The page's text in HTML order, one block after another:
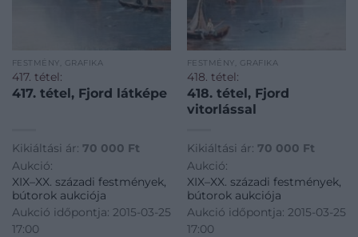
FESTMÉNY, GRAFIKA
417. tétel:
417. tétel, Fjord látképe
Kikiáltási ár: 70 000 Ft
Aukció:
XIX–XX. századi festmények,
bútorok aukciója
Aukció időpontja: 2015-03-25
17:00
FESTMÉNY, GRAFIKA
418. tétel:
418. tétel, Fjord
vitorlással
Kikiáltási ár: 70 000 Ft
Aukció:
XIX–XX. századi festmények,
bútorok aukciója
Aukció időpontja: 2015-03-25
17:00